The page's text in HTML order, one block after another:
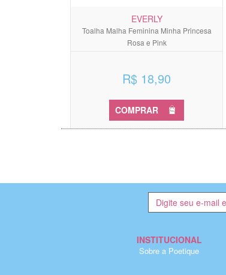
EVERLY
Toalha Malha Feminina Minha Princesa
Rosa e Pink
R$ 18,90
COMPRAR
INSTITUCIONAL
Sobre a Poetique